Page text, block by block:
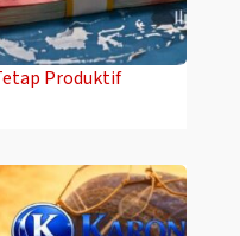
Produktif